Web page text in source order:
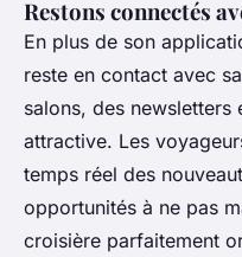
Restons connectés
En plus de son
reste en contact avec
salons, des
attractive. Les
temps réel des
opportunités à ne pas
croisière parfaitement